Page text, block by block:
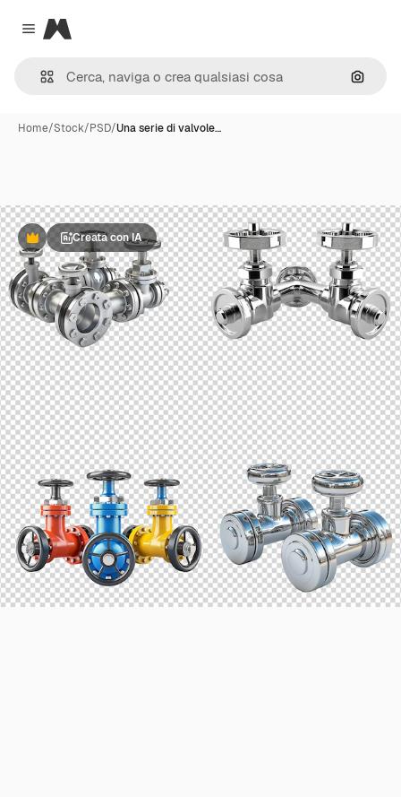
Close menu
Magnific
Cerca
Home/Stock/PSD/Una serie di valvole…
PremiumCreata con IA